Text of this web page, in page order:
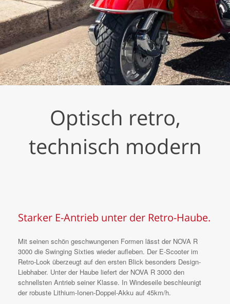
Optisch retro,
technisch modern
Starker E-Antrieb unter der Retro-Haube.
Mit seinen schön geschwungenen Formen lässt der NOVA R
3000 die Swinging Sixties wieder aufleben. Der E-Scooter im
Retro-Look überzeugt auf den ersten Blick besonders Design-
Liebhaber. Unter der Haube liefert der NOVA R 3000 den
schnellsten Antrieb seiner Klasse. In Windeseile beschleunigt
der robuste Lithium-Ionen-Doppel-Akku auf 45km/h.